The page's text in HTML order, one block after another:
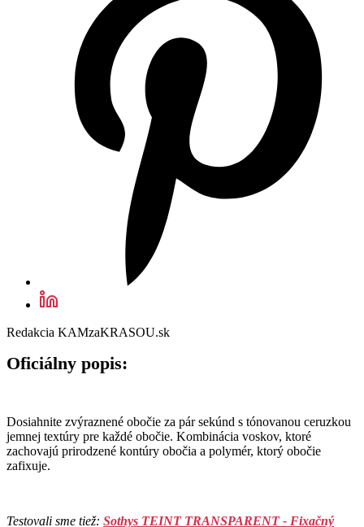
Redakcia KAMzaKRASOU.sk
Oficiálny popis:
Dosiahnite zvýraznené obočie za pár sekúnd s tónovanou ceruzkou
jemnej textúry pre každé obočie. Kombinácia voskov, ktoré
zachovajú prirodzené kontúry obočia a polymér, ktorý obočie
zafixuje.
Testovali sme tiež: Sothys TEINT TRANSPARENT - Fixačný